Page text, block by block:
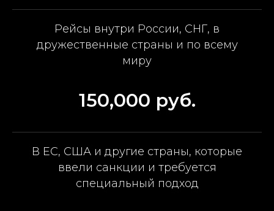
Рейсы внутри России, СНГ, в
дружественные страны и по всему
миру
150,000 руб.
В ЕС, США и другие страны, которые
ввели санкции и требуется
специальный подход